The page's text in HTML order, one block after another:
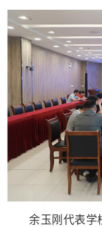
余玉刚代表学